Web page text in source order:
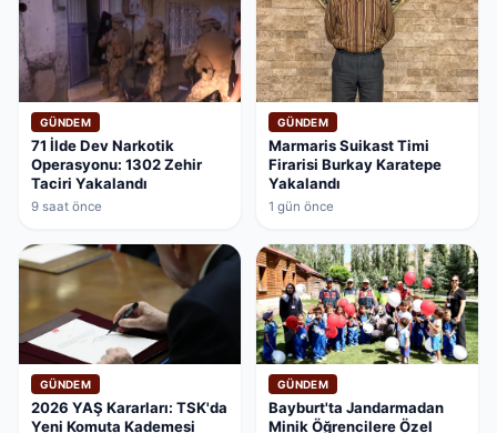
GÜNDEM
71 İlde Dev Narkotik
Operasyonu: 1302 Zehir
Taciri Yakalandı
9 saat önce
GÜNDEM
Marmaris Suikast Timi
Firarisi Burkay Karatepe
Yakalandı
1 gün önce
GÜNDEM
2026 YAŞ Kararları: TSK'da
Yeni Komuta Kademesi
GÜNDEM
Bayburt'ta Jandarmadan
Minik Öğrencilere Özel